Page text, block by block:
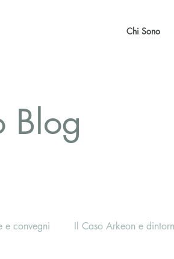
Chi Sono
Blog
e convegni Il Caso Arkeon e